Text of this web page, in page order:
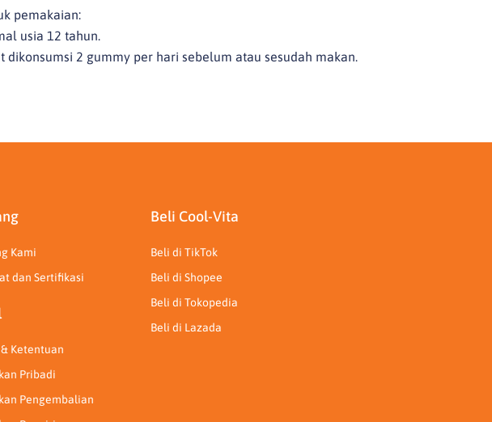
pemakaian:
usia 12 tahun.
dikonsumsi 2 gummy per hari sebelum atau sesudah makan.
Kami
dan Sertifikasi
Ketentuan
Pribadi
Pengembalian
Beli Cool-Vita
Beli di TikTok
Beli di Shopee
Beli di Tokopedia
Beli di Lazada